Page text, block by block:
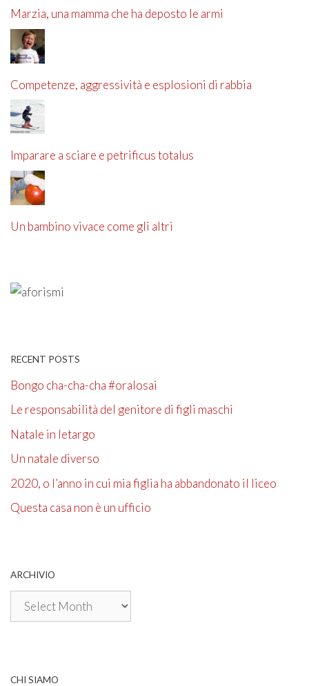
Marzia, una mamma che ha deposto le armi
Competenze, aggressività e esplosioni di rabbia
Imparare a sciare e petrificus totalus
Un bambino vivace come gli altri
RECENT POSTS
Bongo cha-cha-cha #oralosai
Le responsabilità del genitore di figli maschi
Natale in letargo
Un natale diverso
2020, o l’anno in cui mia figlia ha abbandonato il liceo
Questa casa non è un ufficio
ARCHIVIO
Archivio
CHI SIAMO